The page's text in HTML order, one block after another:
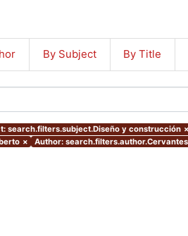
By Subject By Title
search.filters.subject.Diseño y construcción ×
× Author: